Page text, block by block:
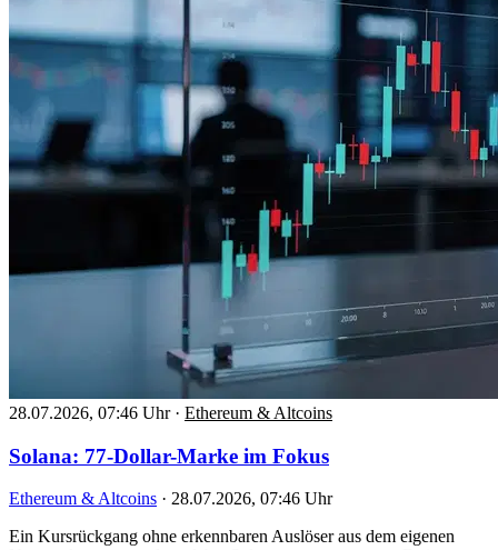
28.07.2026, 07:46 Uhr · Ethereum & Altcoins
Solana: 77-Dollar-Marke im Fokus
Ethereum & Altcoins · 28.07.2026, 07:46 Uhr
Ein Kursrückgang ohne erkennbaren Auslöser aus dem eigenen